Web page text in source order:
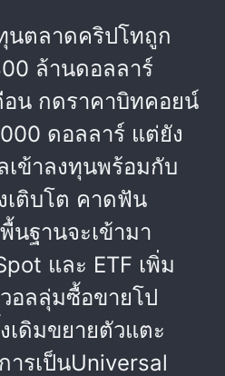
นตลาดคริปโทถูก
ล้านดอลลาร์
อน กดราคาบิทคอยน์
ดอลลาร์ แต่ยัง
เข้าลงทุนพร้อมกับ
เติบโต คาดฟัน
นฐานจะเข้ามา
และ ETF เพิ่ม
อลลุ่มซื้อขายโป
เดิมขยายตัวแตะ
รเป็นUniversal